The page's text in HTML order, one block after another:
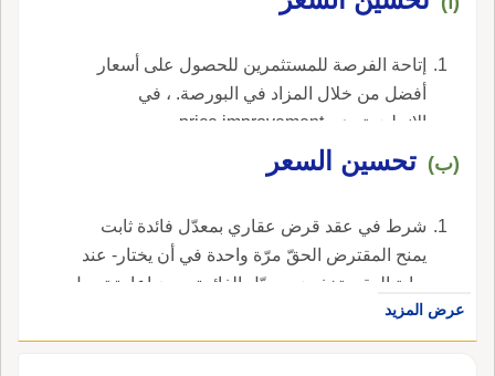
إتاحة الفرصة للمستثمرين للحصول على أسعار
أفضل من خلال المزاد في البورصة. ، في
الإنجليزية، هي price improvement.
(ب) تحسين السعر
شرط في عقد قرض عقاري بمعدّل فائدة ثابت
يمنح المقترض الحقّ مرّة واحدة في أن يختار- عند
بداية العقد- تخفيض معدّل الفائدة بدون إعادة تمويل
، في الإنجليزية، هي rate improvement.عرض المزيد